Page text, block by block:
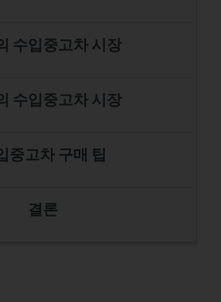
수입중고차 시장
수입중고차 시장
중고차 구매 팁
결론